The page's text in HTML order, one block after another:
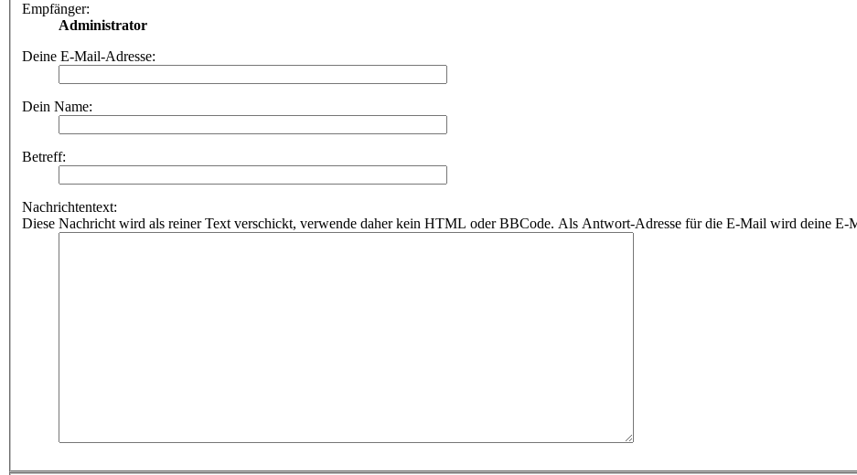
Empfänger:
Administrator
Deine E-Mail-Adresse:
Dein Name:
Betreff:
Nachrichtentext:
Diese Nachricht wird als reiner Text verschickt, verwende daher kein HTML oder BBCode. Als Antwort-Adresse für die E-Mail wird deine E-